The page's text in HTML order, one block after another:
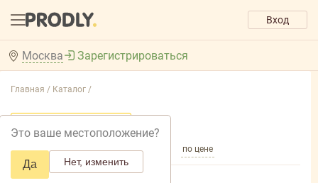
Вход
Москва
Это ваше местоположение?
Да Нет, изменить
Зарегистрироваться
Главная / Каталог /
по популярности по названию по цене